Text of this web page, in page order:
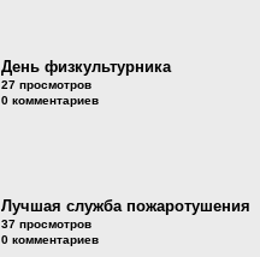
День физкультурника
27 просмотров
0 комментариев
Лучшая служба пожаротушения
37 просмотров
0 комментариев